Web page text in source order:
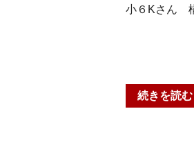
校
ス）
合
“京
都
続きを読む